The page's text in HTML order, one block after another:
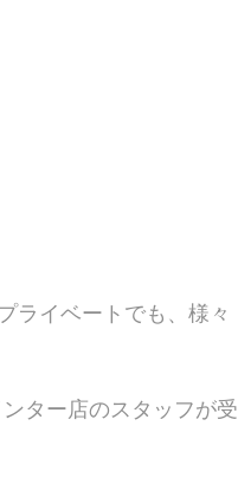
ライベートでも、様々
ター店のスタッフが受